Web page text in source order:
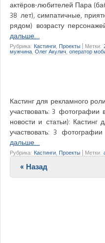
актёров-любителей Пара
38 лет), симпатичные,
рядом) возрасту
дальше…
Рубрика: Кастинги, Проекты Метки:
мужчина, Олег Акулич, оператор
Кастинг для рекламного
участвовать: 3 фотографии
новости и статьи):
участвовать: 3
дальше…
Рубрика: Кастинги, Проекты Метки:
Post
« Назад